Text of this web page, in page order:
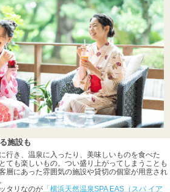
施設も
行き、温泉に入ったり、美味しいものを食べた
ても楽しいもの。つい盛り上がってしまうことも
層にあった雰囲気の施設や貸切の個室が用意され
タリなのが 「横浜天然温泉SPA EAS（スパ イア